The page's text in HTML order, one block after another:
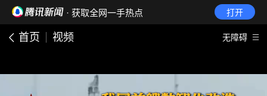
· 获取全网一手热点 打开
首页 视频 无障碍